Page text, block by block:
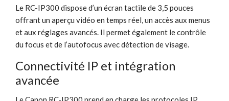
Le RC-IP300 dispose d’un écran tactile de 3,5 pouces
offrant un aperçu vidéo en temps réel, un accès aux menus
et aux réglages avancés. Il permet également le contrôle
du focus et de l’autofocus avec détection de visage.
Connectivité IP et intégration
avancée